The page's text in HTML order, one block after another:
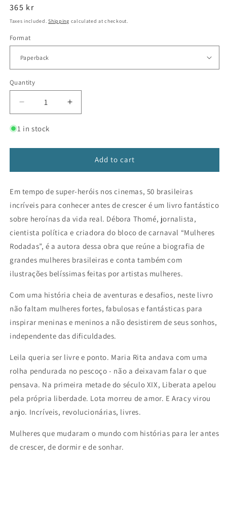
Regular
price
365 kr
Taxes included.Shipping calculated at checkout.
Format
Quantity
Decrease
quantity
for
brasileiras
para
antes
de
crescer
Increase
quantity
brasileiras
incríveis
para
antes
de
1 in stock
Add to cart
Em tempo de super-heróis nos cinemas, 50 brasileiras
incríveis para conhecer antes de crescer é um livro fantástico
sobre heroínas da vida real. Débora Thomé, jornalista,
cientista política e criadora do bloco de carnaval “Mulheres
Rodadas”, é a autora dessa obra que reúne a biografia de
grandes mulheres brasileiras e conta também com
ilustrações belíssimas feitas por artistas mulheres.
Com uma história cheia de aventuras e desafios, neste livro
não faltam mulheres fortes, fabulosas e fantásticas para
inspirar meninas e meninos a não desistirem de seus sonhos,
independente das dificuldades.
Leila queria ser livre e ponto. Maria Rita andava com uma
rolha pendurada no pescoço - não a deixavam falar o que
pensava. Na primeira metade do século XIX, Liberata apelou
pela própria liberdade. Lota morreu de amor. E Aracy virou
anjo. Incríveis, revolucionárias, livres.
Mulheres que mudaram o mundo com histórias para ler antes
de crescer, de dormir e de sonhar.